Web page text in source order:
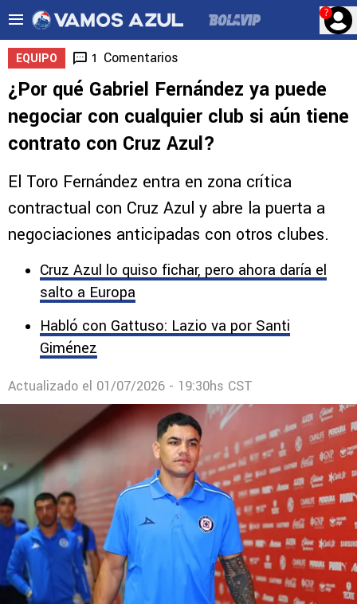
?
EQUIPO 1 Comentarios
¿Por qué Gabriel Fernández ya puede
negociar con cualquier club si aún tiene
contrato con Cruz Azul?
El Toro Fernández entra en zona crítica
contractual con Cruz Azul y abre la puerta a
negociaciones anticipadas con otros clubes.
Cruz Azul lo quiso fichar, pero ahora daría el
salto a Europa
Habló con Gattuso: Lazio va por Santi
Giménez
Actualizado el 01/07/2026 - 19:30hs CST